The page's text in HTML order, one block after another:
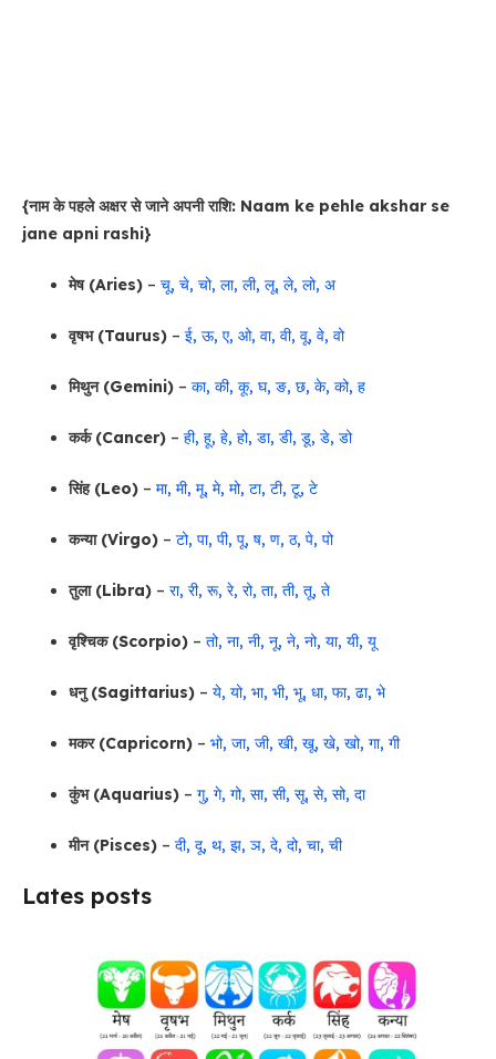
{नाम के पहले अक्षर से जाने अपनी राशि: Naam ke pehle akshar se
jane apni rashi}
मेष (Aries) – चू, चे, चो, ला, ली, लू, ले, लो, अ
वृषभ (Taurus) – ई, ऊ, ए, ओ, वा, वी, वू, वे, वो
मिथुन (Gemini) – का, की, कू, घ, ङ, छ, के, को, ह
कर्क (Cancer) – ही, हू, हे, हो, डा, डी, डू, डे, डो
सिंह (Leo) – मा, मी, मू, मे, मो, टा, टी, टू, टे
कन्या (Virgo) – टो, पा, पी, पू, ष, ण, ठ, पे, पो
तुला (Libra) – रा, री, रू, रे, रो, ता, ती, तू, ते
वृश्चिक (Scorpio) – तो, ना, नी, नू, ने, नो, या, यी, यू
धनु (Sagittarius) – ये, यो, भा, भी, भू, धा, फा, ढा, भे
मकर (Capricorn) – भो, जा, जी, खी, खू, खे, खो, गा, गी
कुंभ (Aquarius) – गु, गे, गो, सा, सी, सू, से, सो, दा
मीन (Pisces) – दी, दू, थ, झ, ञ, दे, दो, चा, ची
Lates posts